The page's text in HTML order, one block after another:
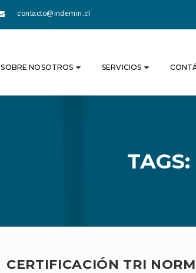
contacto@indemin.cl
SOBRE NOSOTROS SERVICIOS
CERTIFICACIÓN TRI